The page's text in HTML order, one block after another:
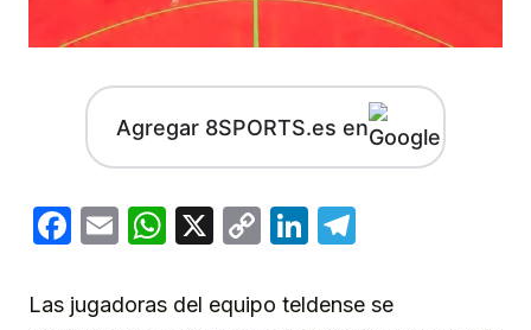
Agregar 8SPORTS.es en
Facebook
EmailWhatsApp
X
CopyLinkedIn
Las jugadoras del equipo teldense se